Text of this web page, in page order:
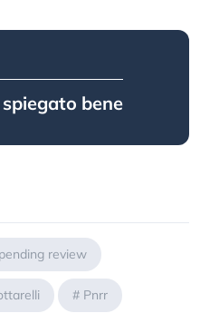
spiegato bene
review
# Pnrr